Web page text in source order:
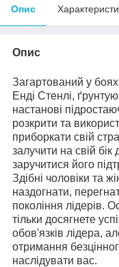
Опис
Опис
Загартований у
Енді Стенлі,
настанові
розкрити та
приборкати свій
залучити на свій бік
заручитися його
Здібні чоловіки та
наздогнати,
покоління лідерів.
тільки досягнете
обов'язків лідера,
отримання
наслідувати вас.